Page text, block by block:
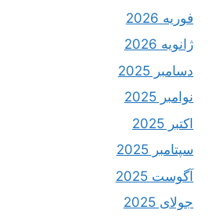
فوریه 2026
ژانویه 2026
دسامبر 2025
نوامبر 2025
اکتبر 2025
سپتامبر 2025
آگوست 2025
جولای 2025